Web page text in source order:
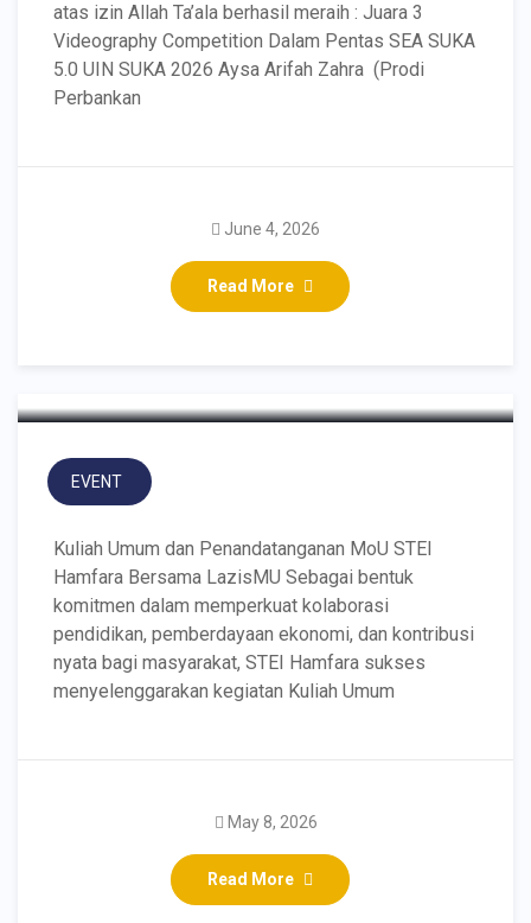
atas izin Allah Ta’ala berhasil meraih : Juara 3
Videography Competition Dalam Pentas SEA SUKA
5.0 UIN SUKA 2026 Aysa Arifah Zahra (Prodi
Perbankan
Read More
June 4, 2026
Kuliah Umum dan
Penandatanganan MoU
STEI Hamfara Bersama
EVENT
Kuliah Umum dan Penandatanganan MoU STEI
Hamfara Bersama LazisMU Sebagai bentuk
komitmen dalam memperkuat kolaborasi
pendidikan, pemberdayaan ekonomi, dan kontribusi
nyata bagi masyarakat, STEI Hamfara sukses
menyelenggarakan kegiatan Kuliah Umum
Read More
May 8, 2026
Meneladani Semangat
Berkarya: Dr. Yuana Tri
Utomo dan Penghargaan